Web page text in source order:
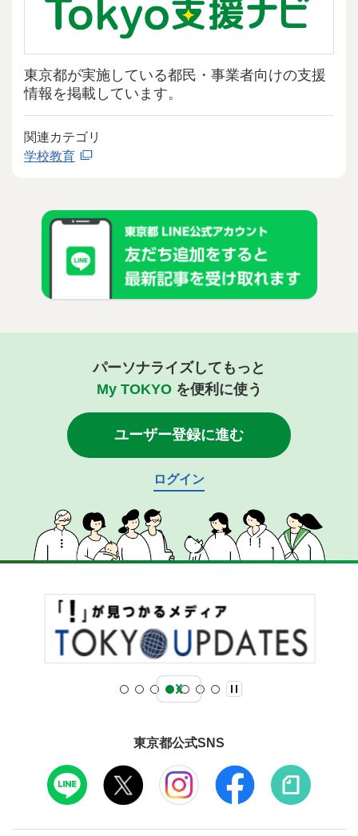
東京都が実施している都民・事業者向けの支援
情報を掲載しています。
関連カテゴリ
学校教育
パーソナライズしてもっと
My TOKYOを便利に使う
ユーザー登録に進む
ログイン
東京都公式SNS